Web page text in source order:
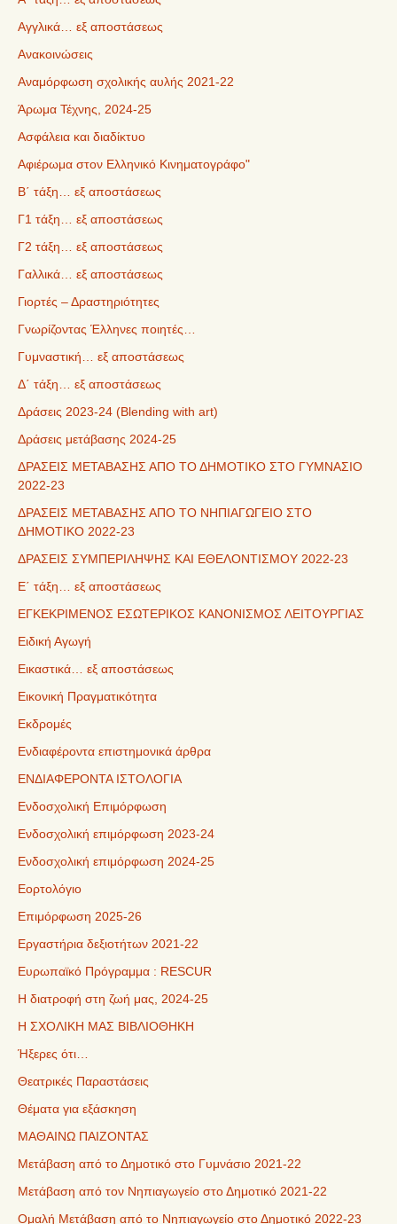
Αγγλικά… εξ αποστάσεως
Ανακοινώσεις
Αναμόρφωση σχολικής αυλής 2021-22
Άρωμα Τέχνης, 2024-25
Ασφάλεια και διαδίκτυο
Αφιέρωμα στον Ελληνικό Κινηματογράφο"
Β΄ τάξη… εξ αποστάσεως
Γ1 τάξη… εξ αποστάσεως
Γ2 τάξη… εξ αποστάσεως
Γαλλικά… εξ αποστάσεως
Γιορτές – Δραστηριότητες
Γνωρίζοντας Έλληνες ποιητές…
Γυμναστική… εξ αποστάσεως
Δ΄ τάξη… εξ αποστάσεως
Δράσεις 2023-24 (Blending with art)
Δράσεις μετάβασης 2024-25
ΔΡΑΣΕΙΣ ΜΕΤΑΒΑΣΗΣ ΑΠΟ ΤΟ ΔΗΜΟΤΙΚΟ ΣΤΟ ΓΥΜΝΑΣΙΟ
2022-23
ΔΡΑΣΕΙΣ ΜΕΤΑΒΑΣΗΣ ΑΠΟ ΤΟ ΝΗΠΙΑΓΩΓΕΙΟ ΣΤΟ
ΔΗΜΟΤΙΚΟ 2022-23
ΔΡΑΣΕΙΣ ΣΥΜΠΕΡΙΛΗΨΗΣ ΚΑΙ ΕΘΕΛΟΝΤΙΣΜΟΥ 2022-23
Ε΄ τάξη… εξ αποστάσεως
ΕΓΚΕΚΡΙΜΕΝΟΣ ΕΣΩΤΕΡΙΚΟΣ ΚΑΝΟΝΙΣΜΟΣ ΛΕΙΤΟΥΡΓΙΑΣ
Ειδική Αγωγή
Εικαστικά… εξ αποστάσεως
Εικονική Πραγματικότητα
Εκδρομές
Ενδιαφέροντα επιστημονικά άρθρα
ΕΝΔΙΑΦΕΡΟΝΤΑ ΙΣΤΟΛΟΓΙΑ
Ενδοσχολική Επιμόρφωση
Ενδοσχολική επιμόρφωση 2023-24
Ενδοσχολική επιμόρφωση 2024-25
Εορτολόγιο
Επιμόρφωση 2025-26
Εργαστήρια δεξιοτήτων 2021-22
Ευρωπαϊκό Πρόγραμμα : RESCUR
Η διατροφή στη ζωή μας, 2024-25
Η ΣΧΟΛΙΚΗ ΜΑΣ ΒΙΒΛΙΟΘΗΚΗ
Ήξερες ότι…
Θεατρικές Παραστάσεις
Θέματα για εξάσκηση
ΜΑΘΑΙΝΩ ΠΑΙΖΟΝΤΑΣ
Μετάβαση από το Δημοτικό στο Γυμνάσιο 2021-22
Μετάβαση από τον Νηπιαγωγείο στο Δημοτικό 2021-22
Ομαλή Μετάβαση από το Νηπιαγωγείο στο Δημοτικό 2022-23